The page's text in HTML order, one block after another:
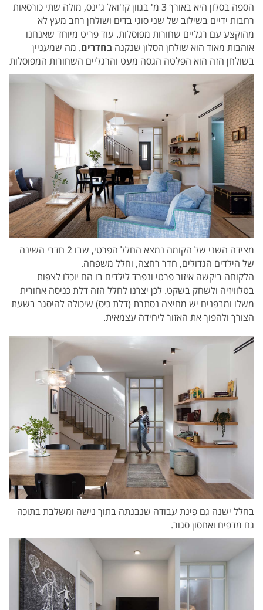
הספה בסלון היא באורך 3 מ' בגוון קז'ואל ג'ינס, מולה שתי כורסאות
רחבות ידיים בשילוב של שני סוגי בדים ושולחן רחב מעץ לא
מהוקצע עם רגליים שחורות מפוסלות. עוד פריט מיוחד שאנחנו
אוהבות מאוד הוא שולחן הסלון שנקנה בחדרים. מה שמעניין
בשולחן הזה הוא הפלטה הגסה מעט והרגליים השחורות המפוסלות
מצידה השני של הקומה נמצא החלל הפרטי, שבו 2 חדרי השינה
של הילדים הגדולים, חדר רחצה, וחלל משפחה.
הלקוחה ביקשה איזור פרטי ונפרד לילדים בו הם יוכלו לצפות
בטלוויזיה ולשחק בשקט. לכן יצרנו לחלל הזה דלת כניסה אחורית
משלו ומבפנים יש מחיצה נסתרת (דלת כיס) שיכולה להיסגר בשעת
הצורך ולהפוך את האזור ליחידה עצמאית.
בחלל ישנה גם פינת עבודה שנבנתה בתוך נישה ומשלבת בתוכה
גם מדפים ואחסון סגור.